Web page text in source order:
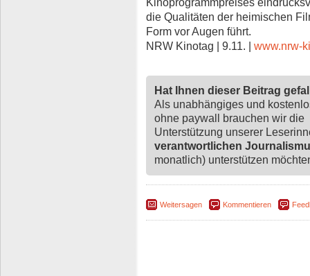
die Qualitäten der heimischen
Form vor Augen führt.
NRW Kinotag | 9.11. | www.nrw-
Hat Ihnen dieser Beitrag
Als unabhängiges und
ohne paywall brauchen wir die
Unterstützung unserer
verantwortlichen
monatlich) unterstützen
Weitersagen Kommentieren